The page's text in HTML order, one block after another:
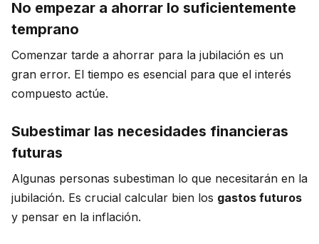
No empezar a ahorrar lo suficientemente
temprano
Comenzar tarde a ahorrar para la jubilación es un
gran error. El tiempo es esencial para que el interés
compuesto actúe.
Subestimar las necesidades financieras
futuras
Algunas personas subestiman lo que necesitarán en la
jubilación. Es crucial calcular bien los gastos futuros
y pensar en la inflación.